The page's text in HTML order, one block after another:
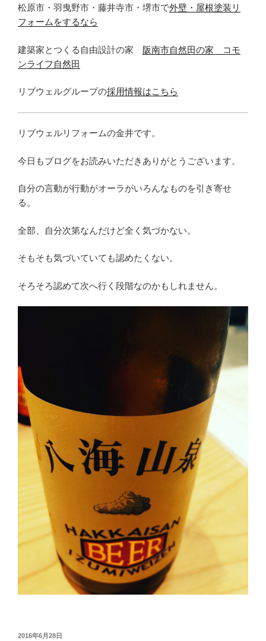
松原市・羽曳野市・藤井寺市・堺市で外壁・屋根塗装リ
フォームをするなら
建築家とつくる自由設計の家 阪南市自然田の家 コモ
ンライフ自然田
リブウェルグループの採用情報はこちら
リブウェルリフォームの金井です。
今日もブログをお読みいただきありがとうございます。
自分の言動が行動がオーラがいろんなものを引き寄せ
る。
全部、自分次第なんだけど全く気づかない。
そもそも気づいていても認めたくない。
そろそろ認めて次へ行く段階なのかもしれません。
投
2016年6月28日